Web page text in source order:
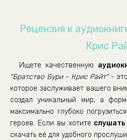
Рецензия к
Крис
Ищете качественную
"Братство Бури - Крис Райт"- это
которое заслуживает вашего
создал уникальный мир, а
максимально глубоко
героев. Если вы хотите
скачать её для удобного